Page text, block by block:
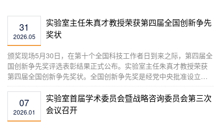
31
2026.05
实验室主任朱真才教授荣获第四届全国创新争先
奖状
​颁奖现场5月30日，在第十个全国科技工作者日到来之际，第四届全
国创新争先奖评选表彰结果正式公布。实验室主任朱真才教授荣获
第四届全国创新争先奖状。全国创新争先奖是经党中央批准设立的
国家级重要科技奖项，由人力资源社会保障部、中国科学技术协
会、科学技术部、国务院国有资产监督管理委员会联合组织评选，
每三年评选一次，旨在表彰在科技创新、技术突破、成果转化及科
学普及等方面作出突出贡献的先进集体和先进个人。朱...
07
2026.01
实验室首届学术委员会暨战略咨询委员会第三次
会议召开